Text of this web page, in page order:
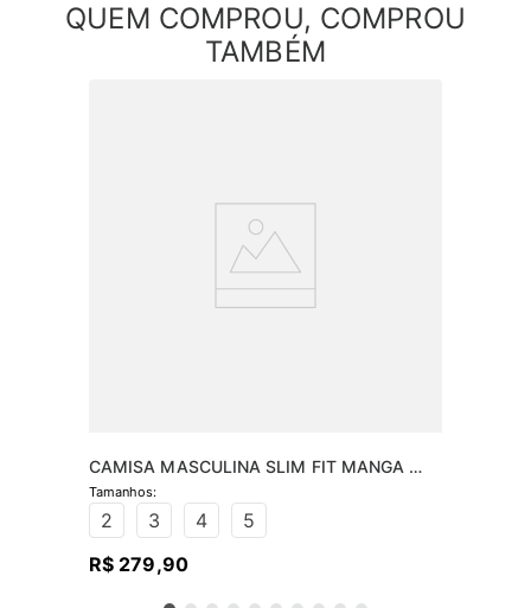
QUEM COMPROU, COMPROU
TAMBÉM
CAMISA MASCULINA SLIM FIT MANGA
CURTA - AZUL CLARO
2 3 4
5
R$ 279,90